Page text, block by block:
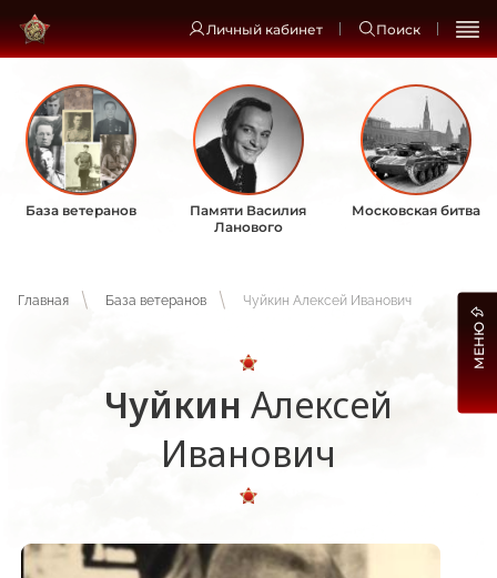
Личный кабинет Поиск
База ветеранов
Памяти Василия
Ланового
Московская битва
Главная База ветеранов Чуйкин Алексей Иванович
Чуйкин Алексей
Иванович
МЕНЮ